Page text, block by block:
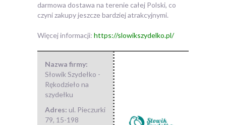
darmowa dostawa na terenie całej Polski, co
czyni zakupy jeszcze bardziej atrakcyjnymi.
Więcej informacji: https://slowikszydelko.pl/
Nazwa firmy:
Słowik Szydełko -
Rękodzieło na
szydełku
Adres: ul. Pieczurki
79, 15-198